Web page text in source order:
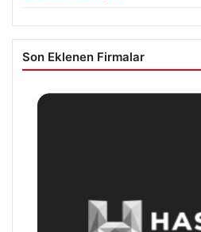
Son Eklenen Firmalar